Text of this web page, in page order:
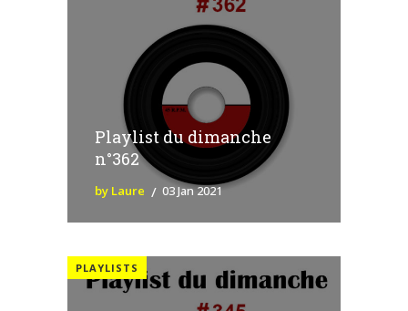
Playlist du dimanche
n°362
by Laure 03 Jan 2021
PLAYLISTS